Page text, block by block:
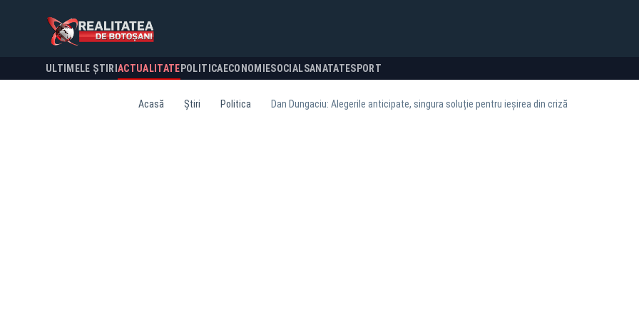
ULTIMELE ȘTIRI ACTUALITATE POLITICA ECONOMIESOCIALSANATATESPORT
Acasă Știri Politica Dan Dungaciu: Alegerile anticipate, singura soluție pentru ieșirea din criză